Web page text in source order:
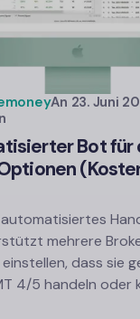
An 23. Juni
Bot für
mehrere
dass sie
4/5 handeln oder